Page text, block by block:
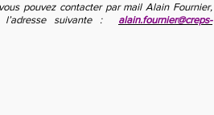
pouvez contacter par mail Alain Fournier,
suivante :
alain.fournier@creps-